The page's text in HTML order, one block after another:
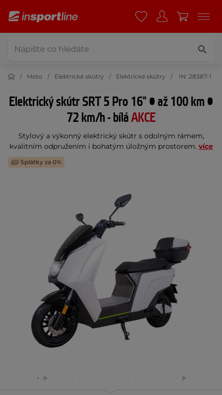
Moto Elektrické skútry Elektrické skútry IN: 28387-1
Elektrický skútr SRT 5 Pro 16" • až 100 km •
72 km/h - bíláAKCE
Stylový a výkonný elektrický skútr s odolným rámem,
kvalitním odpružením i bohatým úložným prostorem. více
Splátky za 0%